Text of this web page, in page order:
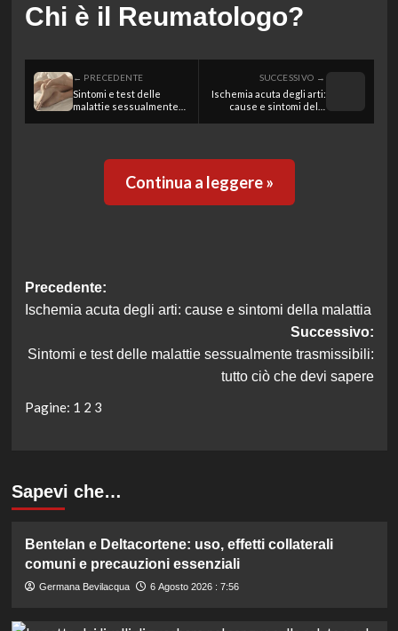
Chi è il Reumatologo?
← PRECEDENTE
Sintomi e test delle
malattie sessualmente
SUCCESSIVO →
Ischemia acuta degli arti:
cause e sintomi della
Continua a leggere »
Navigazione
articolo
Precedente:
Ischemia acuta degli arti: cause e sintomi della malattia
Successivo:
Sintomi e test delle malattie sessualmente trasmissibili:
tutto ciò che devi sapere
Pagine: 1 2 3
Sapevi che…
Bentelan e Deltacortene: uso, effetti collaterali
comuni e precauzioni essenziali
Germana Bevilacqua 6 Agosto 2026 : 7:56